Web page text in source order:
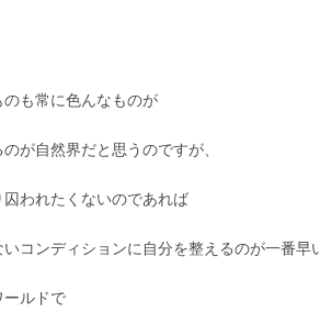
も常に色んなものが
が自然界だと思うのですが、
われたくないのであれば
コンディションに自分を整えるのが一番早
ールドで